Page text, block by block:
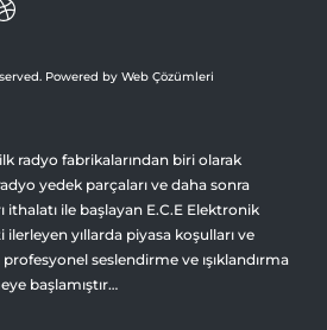
Powered by Web Çözümleri
radyo fabrikalarından biri olarak
yedek parçaları ve daha sonra
ithalatı ile başlayan E.C.E Elektronik
yıllarda piyasa koşulları ve
seslendirme ve ışıklandırma
başlamıştır…